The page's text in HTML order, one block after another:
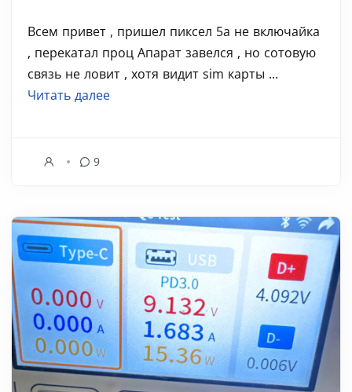
Всем привет , пришел пиксел 5a не включайка
, перекатал проц Апарат завелся , но сотовую
связь не ловит , хотя видит sim карты ...
Читать далее
9